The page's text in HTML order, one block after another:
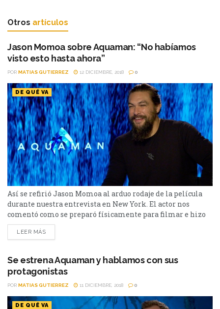
Otros artículos
Jason Momoa sobre Aquaman: “No habíamos
visto esto hasta ahora”
POR MATIAS GUTIERREZ 12 DICIEMBRE, 2018 0
DE QUÉ VA
Así se refirió Jason Momoa al arduo rodaje de la película
durante nuestra entrevista en New York. El actor nos
comentó como se preparó físicamente para filmar e hizo
hincapié sobre el futuro de Aquaman en el Universo de DC.
Desde el comienzo de la entrevista Jason se siente como
LEER MÁS
Se estrena Aquaman y hablamos con sus
protagonistas
POR MATIAS GUTIERREZ 11 DICIEMBRE, 2018 0
DE QUÉ VA